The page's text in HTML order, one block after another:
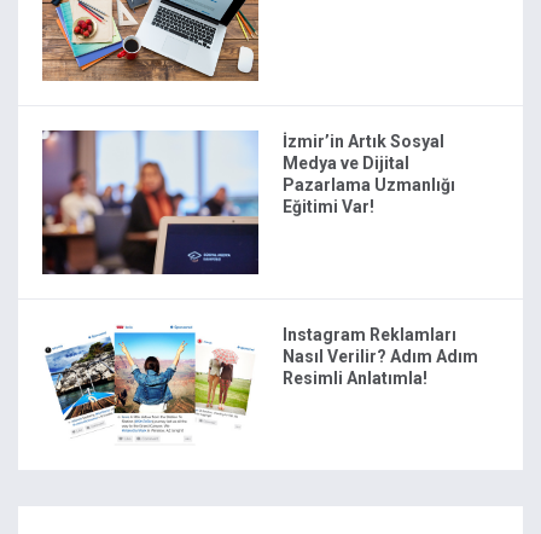
İzmir’in Artık Sosyal
Medya ve Dijital
Pazarlama Uzmanlığı
Eğitimi Var!
Instagram Reklamları
Nasıl Verilir? Adım Adım
Resimli Anlatımla!